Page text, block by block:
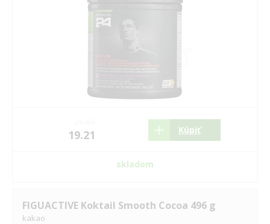
19.21 Kúpiť
skladom
FIGUACTIVE Koktail Smooth Cocoa 496 g
kakao